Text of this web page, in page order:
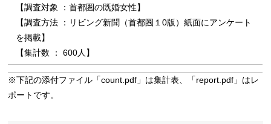
【調査対象 ：首都圏の既婚女性】
【調査方法 ：リビング新聞（首都圏１0版）紙面にアンケート
を掲載】
【集計数 ： 600人】
※下記の添付ファイル「count.pdf」は集計表、「report.pdf」はレ
ポートです。